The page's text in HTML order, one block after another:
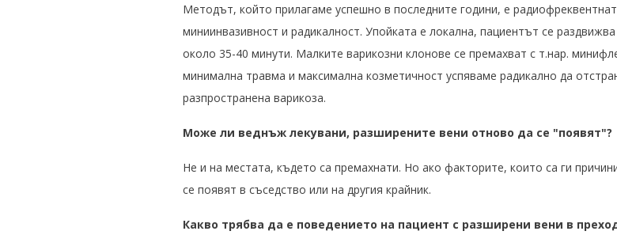
Методът, който прилагаме успешно в последните години, е
миниинвазивност и радикалност. Упойката е локална, пациентът се
около 35-40 минути. Малките варикозни клонове се премахват с т.нар.
минимална травма и максимална козметичност успяваме радикално да
разпространена варикоза.
Може ли веднъж лекувани, разширените вени отново да се "появят"?
Не и на местата, където са премахнати. Но ако факторите, които са ги
се появят в съседство или на другия крайник.
Какво трябва да е поведението на пациент с разширени вени в